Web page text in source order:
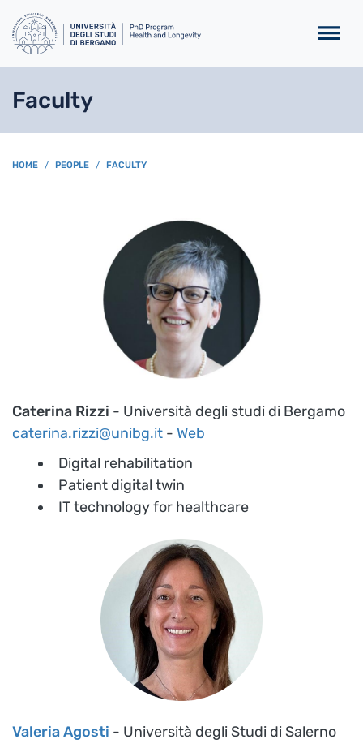
Faculty
BREADCRUMB
HOME PEOPLE FACULTY
Caterina Rizzi - Università degli studi di Bergamo
caterina.rizzi@unibg.it - Web
Digital rehabilitation
Patient digital twin
IT technology for healthcare
Valeria Agosti - Università degli Studi di Salerno